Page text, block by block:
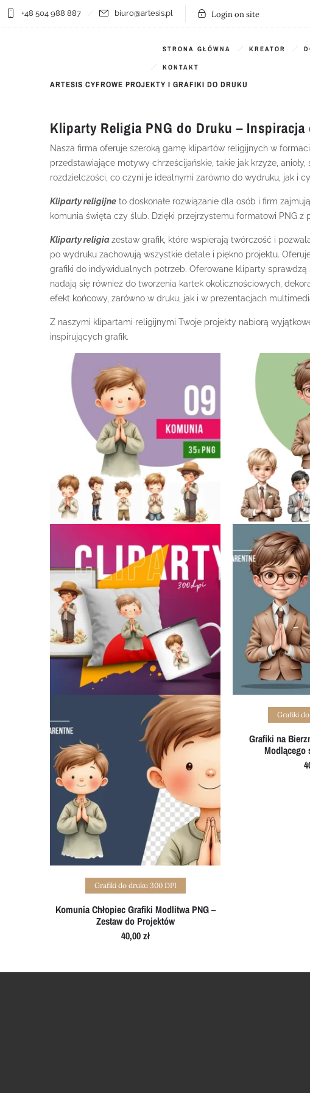
+48 504 988 887 biuro@artesis.pl Login on site
STRONA GŁÓWNA KREATOR
KONTAKT
ARTESIS CYFROWE PROJEKTY I GRAFIKI DO DRUKU
Kliparty Religia PNG do Druku –
Nasza firma oferuje szeroką gamę klipartów religijnych w
przedstawiające motywy chrześcijańskie, takie jak krzyże,
rozdzielczości, co czyni je idealnymi zarówno do wydruku, jak i
Kliparty religijne to doskonałe rozwiązanie dla osób i firm
komunia święta czy ślub. Dzięki przejrzystemu formatowi PNG
Kliparty religiazestaw grafik, które wspierają twórczość i
po wydruku zachowują wszystkie detale i piękno projektu.
grafiki do indywidualnych potrzeb. Oferowane kliparty
nadają się również do tworzenia kartek okolicznościowych,
efekt końcowy, zarówno w druku, jak i w prezentacjach
Z naszymi klipartami religijnymi Twoje projekty nabiorą
inspirujących grafik.
Add to cart
Grafiki do druku 300 DPI
Komunia Chłopiec Grafiki Modlitwa PNG –
Zestaw do Projektów
40,00zł
Add
Grafiki
Grafiki na
Modlącego